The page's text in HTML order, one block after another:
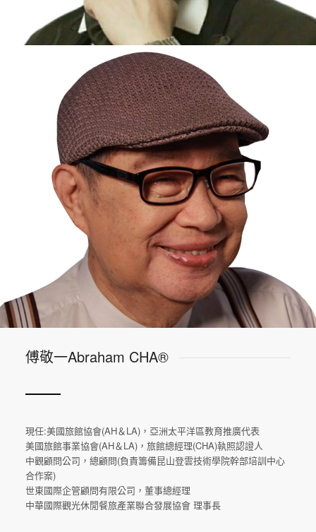
傅敬一Abraham CHA®
現任:美國旅館協會(AH＆LA)，亞洲太平洋區教育推廣代表
美國旅館事業協會(AH＆LA)，旅館總經理(CHA)執照認證人
中觀顧問公司，總顧問(負責籌備昆山登雲技術學院幹部培訓中心
合作案)
世東國際企管顧問有限公司，董事總經理
中華國際觀光休閒餐旅產業聯合發展協會 理事長